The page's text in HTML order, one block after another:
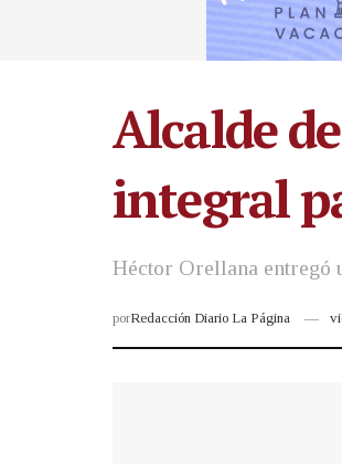
Alcalde
integral
Héctor Orellana entregó
porRedacción Diario La Página